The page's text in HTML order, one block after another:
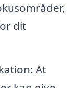
dit
At